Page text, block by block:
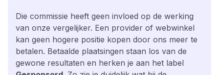
Die commissie heeft geen invloed op de werking
van onze vergelijker. Een provider of webwinkel
kan geen hogere positie kopen door ons meer te
betalen. Betaalde plaatsingen staan los van de
gewone resultaten en herken je aan het label